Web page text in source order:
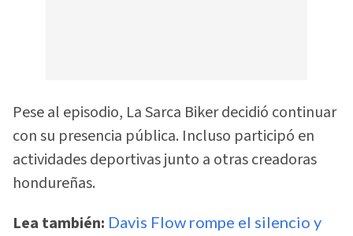
Pese al episodio, La Sarca Biker decidió continuar
con su presencia pública. Incluso participó en
actividades deportivas junto a otras creadoras
hondureñas.
Lea también: Davis Flow rompe el silencio y